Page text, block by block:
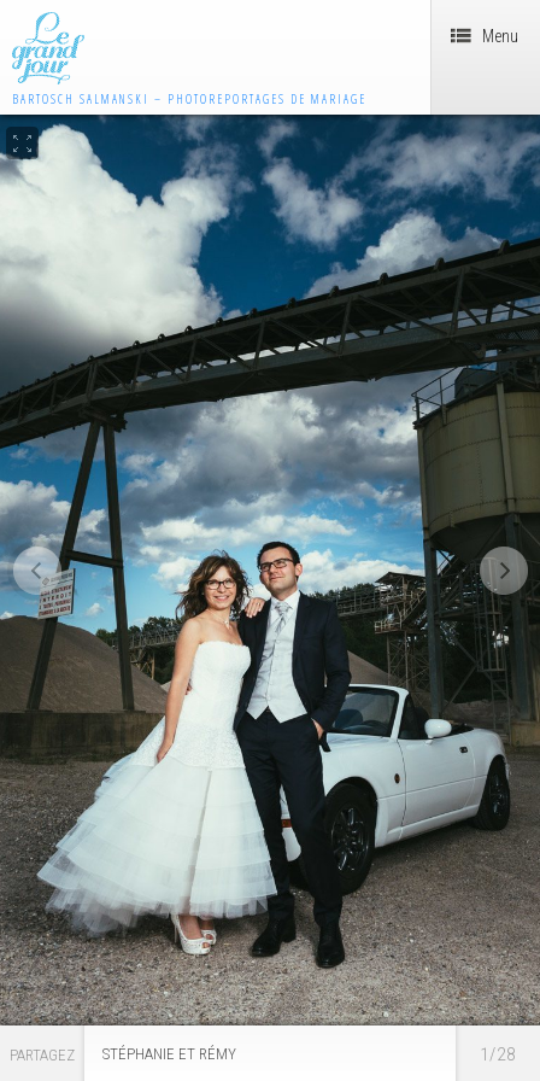
BARTOSCH SALMANSKI – PHOTOREPORTAGES DE MARIAGE
Menu
PARTAGEZ 1/28
STÉPHANIE ET RÉMY